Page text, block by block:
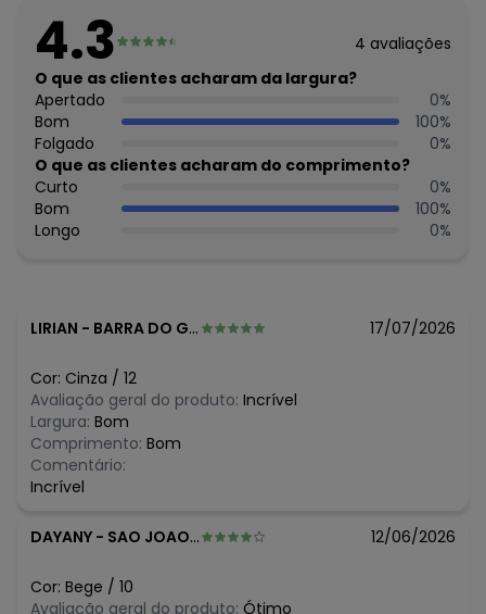
Cintura: Média
Decote Frente : Redondo
Fornecedor: ELIAN INDUSTRIA TEXTIL LTDA / CNPJ
82.698.085/0001-98
Feito: Brasil
Cuidados para conservação do produto: Lavagem a mão -
Não alvejar - Não secar em tambor - Secagem em varal -
Temperatura máxima da base do ferro a 110° C sem vapor
- Não limpar a seco
Observação: Elástico na Cintura
O preço apresentado abaixo é o menor oferecido em
algum dia do mês, para o menor tamanho disponível.
agosto/2026
julho/2026
junho/2026
março/2026 N/D*
4.3 4 avaliações
O que as clientes acharam da largura?
Apertado
0%
Bom
100%
Folgado
0%
O que as clientes acharam do comprimento?
Curto
0%
Bom
100%
Longo
0%
LIRIAN - BARRA DO GARCAS - MT 17/07/2026
Cor: Cinza / 12
Avaliação geral do produto: Incrível
Largura: Bom
Comprimento: Bom
Comentário:
Incrível
DAYANY - SAO JOAO DO PARAISO - MA 12/06/2026
Cor: Bege / 10
Avaliação geral do produto: Ótimo